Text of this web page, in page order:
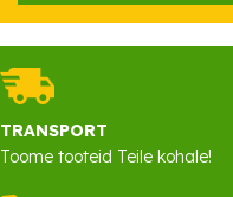
TRANSPORT
Toome tooteid Teile kohale!